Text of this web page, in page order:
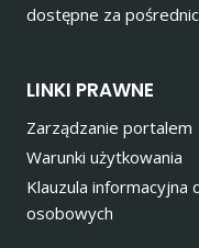
dostępne za
LINKI PRAWNE
Zarządzanie portalem
Warunki użytkowania
Klauzula informacyjna
osobowych